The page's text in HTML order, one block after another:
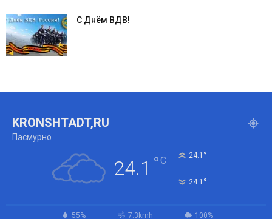
С Днём ВДВ!
KRONSHTADT,RU
Пасмурно
24.1 °C 24.1 °
24.1 °
55% 7.3kmh 100%